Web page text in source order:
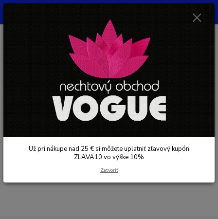
EUR
Polygél
V tejto kategórii nebol nájdený žiadny tovar.
Už pri nákupe nad 25 € si môžete uplatniť zľavový kupón
ZLAVA10 vo výške 10%
Zatvoriť